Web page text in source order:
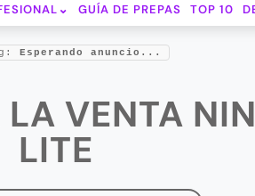
GUÍA DE PREPAS TOP 10
Esperando anuncio...
VENTA
LITE